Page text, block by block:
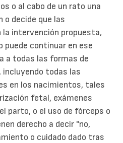
o al cabo de un rato una
o decide que las
intervención propuesta,
continuar en ese
a todas las formas de
todas las
en los nacimientos, tales
fetal, exámenes
parto, o el uso de fórceps o
derecho a decir "no,
o cuidado dado tras